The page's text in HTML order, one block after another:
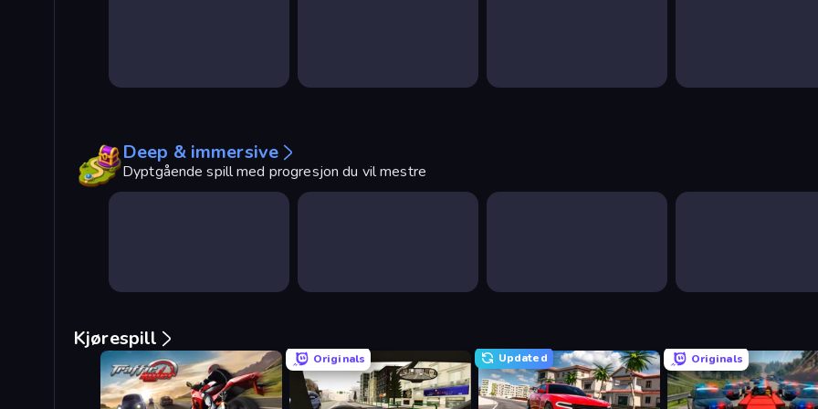
Deep & immersive
Dyptgående spill med progresjon du vil mestre
Kjørespill
Originals Updated Originals